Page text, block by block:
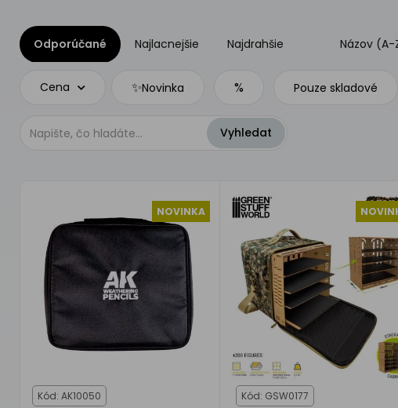
Odporúčané Najlacnejšie Najdrahšie Názov (A-
Cena ✨Novinka % Pouze skladové
NOVINKA
Kód: AK10050 Kód: GSW0177